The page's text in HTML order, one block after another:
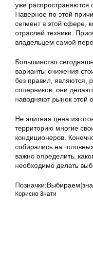
уже распространяются
Наверное по этой
сегмент в этой сфере,
отраслей техники.
владельцем самой
Большинство
варианты снижения
без правил, являются,
соперников, они
наводняют рынок этой
Не элитная цена
территорию многие
кондиционеров.
собирались на
важно определить,
необходимо делать
Позначки:
Корисно Знати